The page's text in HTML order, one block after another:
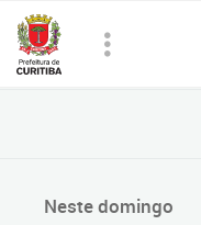
Neste domingo